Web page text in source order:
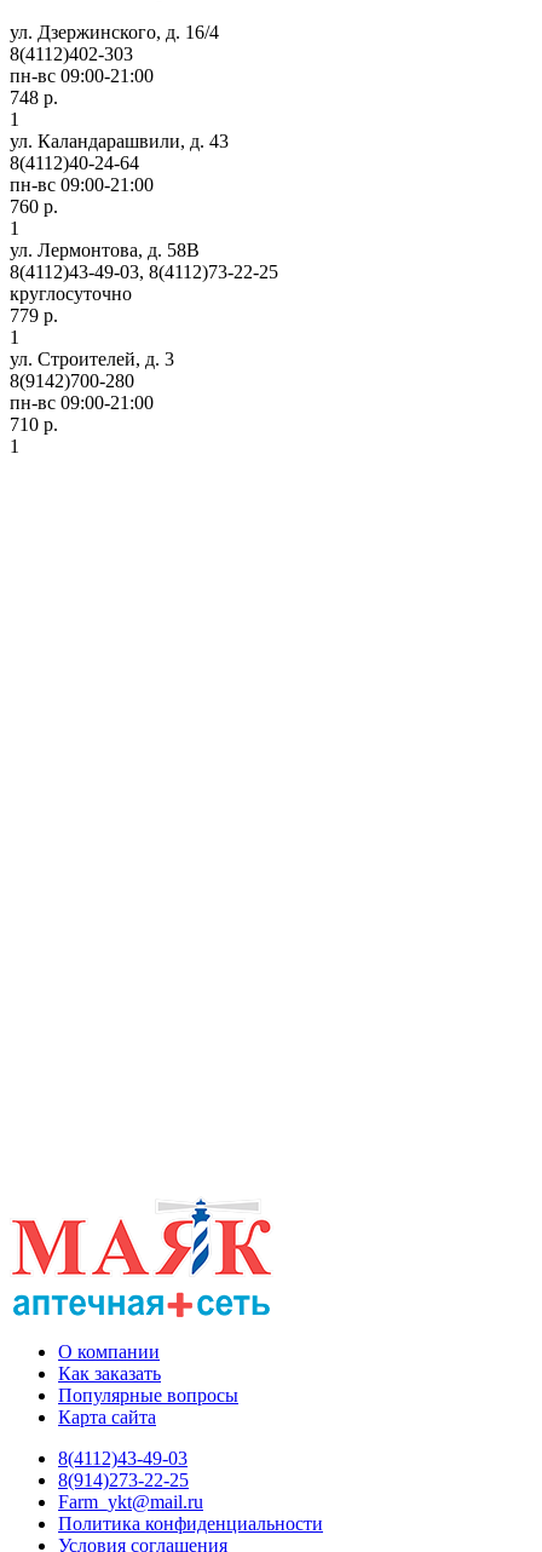
ул. Дзержинского, д. 16/4
8(4112)402-303
пн-вс 09:00-21:00
748 р.
1
ул. Каландарашвили, д. 43
8(4112)40-24-64
пн-вс 09:00-21:00
760 р.
1
ул. Лермонтова, д. 58В
8(4112)43-49-03, 8(4112)73-22-25
круглосуточно
779 р.
1
ул. Строителей, д. 3
8(9142)700-280
пн-вс 09:00-21:00
710 р.
1
О компании
Как заказать
Популярные вопросы
Карта сайта
8(4112)43-49-03
8(914)273-22-25
Farm_ykt@mail.ru
Политика конфиденциальности
Условия соглашения